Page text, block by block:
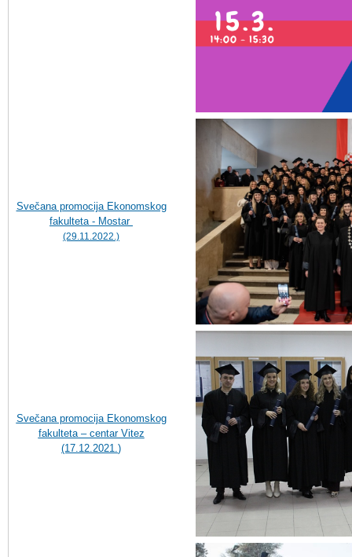
Svečana promocija Ekonomskog
fakulteta - Mostar
(29.11.2022.)
Svečana promocija Ekonomskog
fakulteta – centar Vitez
(17.12.2021.)